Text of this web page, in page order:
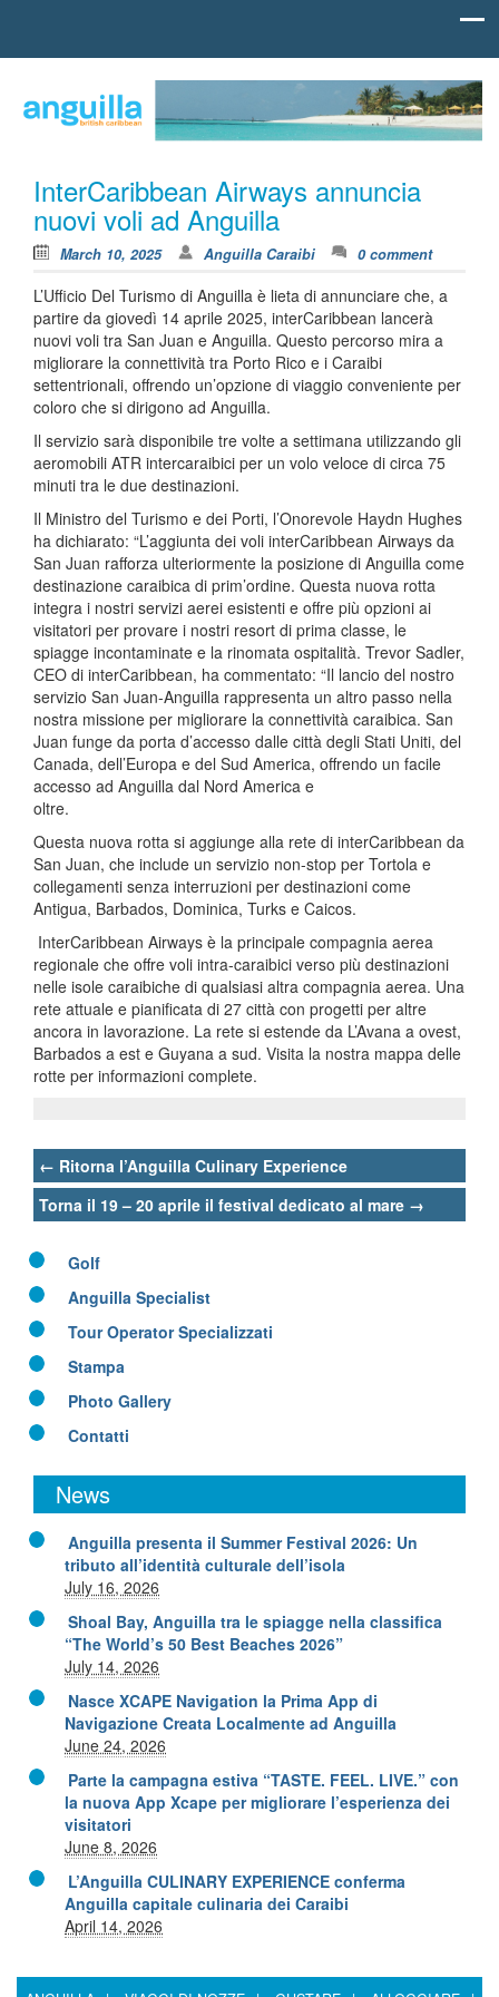
Skip to content
Anguilla
british
carribean
InterCaribbean Airways annuncia
nuovi voli ad Anguilla
March 10, 2025 Anguilla Caraibi 0 comment
L’Ufficio Del Turismo di Anguilla è lieta di annunciare che, a
partire da giovedì 14 aprile 2025, interCaribbean lancerà
nuovi voli tra San Juan e Anguilla. Questo percorso mira a
migliorare la connettività tra Porto Rico e i Caraibi
settentrionali, offrendo un’opzione di viaggio conveniente per
coloro che si dirigono ad Anguilla.
Il servizio sarà disponibile tre volte a settimana utilizzando gli
aeromobili ATR intercaraibici per un volo veloce di circa 75
minuti tra le due destinazioni.
Il Ministro del Turismo e dei Porti, l’Onorevole Haydn Hughes
ha dichiarato: “L’aggiunta dei voli interCaribbean Airways da
San Juan rafforza ulteriormente la posizione di Anguilla come
destinazione caraibica di prim’ordine. Questa nuova rotta
integra i nostri servizi aerei esistenti e offre più opzioni ai
visitatori per provare i nostri resort di prima classe, le
spiagge incontaminate e la rinomata ospitalità. Trevor Sadler,
CEO di interCaribbean, ha commentato: “Il lancio del nostro
servizio San Juan-Anguilla rappresenta un altro passo nella
nostra missione per migliorare la connettività caraibica. San
Juan funge da porta d’accesso dalle città degli Stati Uniti, del
Canada, dell’Europa e del Sud America, offrendo un facile
accesso ad Anguilla dal Nord America e
oltre.
Questa nuova rotta si aggiunge alla rete di interCaribbean da
San Juan, che include un servizio non-stop per Tortola e
collegamenti senza interruzioni per destinazioni come
Antigua, Barbados, Dominica, Turks e Caicos.
InterCaribbean Airways è la principale compagnia aerea
regionale che offre voli intra-caraibici verso più destinazioni
nelle isole caraibiche di qualsiasi altra compagnia aerea. Una
rete attuale e pianificata di 27 città con progetti per altre
ancora in lavorazione. La rete si estende da L’Avana a ovest,
Barbados a est e Guyana a sud. Visita la nostra mappa delle
rotte per informazioni complete.
Post
navigation
← Ritorna l’Anguilla Culinary Experience
Torna il 19 – 20 aprile il festival dedicato al mare →
Golf
Anguilla Specialist
Tour Operator Specializzati
Stampa
Photo Gallery
Contatti
News
Anguilla presenta il Summer Festival 2026: Un
tributo all’identità culturale dell’isola
July 16, 2026
Shoal Bay, Anguilla tra le spiagge nella classifica
“The World’s 50 Best Beaches 2026”
July 14, 2026
Nasce XCAPE Navigation la Prima App di
Navigazione Creata Localmente ad Anguilla
June 24, 2026
Parte la campagna estiva “TASTE. FEEL. LIVE.” con
la nuova App Xcape per migliorare l’esperienza dei
visitatori
June 8, 2026
L’Anguilla CULINARY EXPERIENCE conferma
Anguilla capitale culinaria dei Caraibi
April 14, 2026